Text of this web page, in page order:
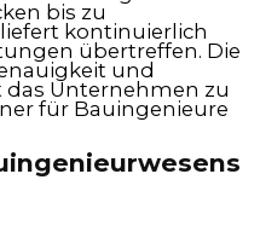
bis zu
kontinuierlich
übertreffen. Die
und
Unternehmen zu
für Bauingenieure